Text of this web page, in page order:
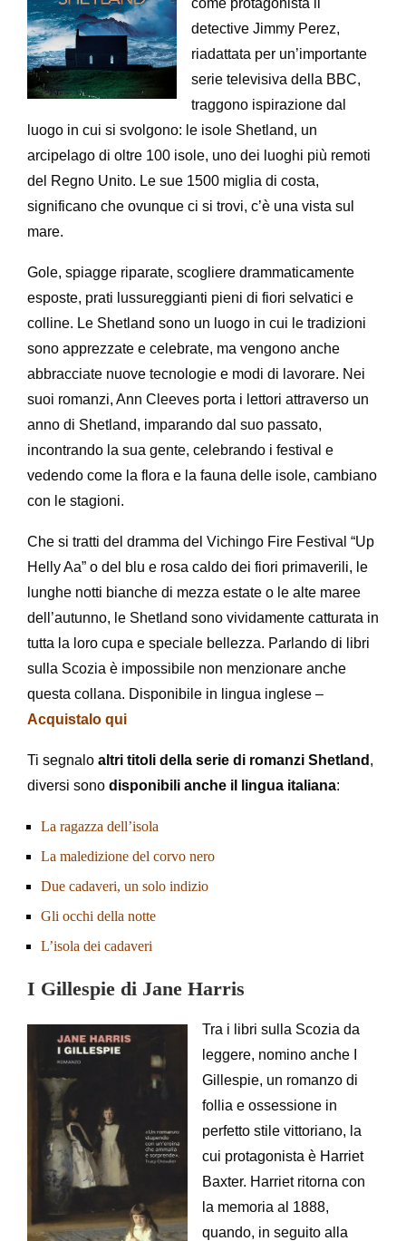
come protagonista il
detective Jimmy Perez,
riadattata per un’importante
serie televisiva della BBC,
traggono ispirazione dal
luogo in cui si svolgono: le isole Shetland, un
arcipelago di oltre 100 isole, uno dei luoghi più remoti
del Regno Unito. Le sue 1500 miglia di costa,
significano che ovunque ci si trovi, c’è una vista sul
mare.
Gole, spiagge riparate, scogliere drammaticamente
esposte, prati lussureggianti pieni di fiori selvatici e
colline. Le Shetland sono un luogo in cui le tradizioni
sono apprezzate e celebrate, ma vengono anche
abbracciate nuove tecnologie e modi di lavorare. Nei
suoi romanzi, Ann Cleeves porta i lettori attraverso un
anno di Shetland, imparando dal suo passato,
incontrando la sua gente, celebrando i festival e
vedendo come la flora e la fauna delle isole, cambiano
con le stagioni.
Che si tratti del dramma del Vichingo Fire Festival “Up
Helly Aa” o del blu e rosa caldo dei fiori primaverili, le
lunghe notti bianche di mezza estate o le alte maree
dell’autunno, le Shetland sono vividamente catturata in
tutta la loro cupa e speciale bellezza. Parlando di libri
sulla Scozia è impossibile non menzionare anche
questa collana. Disponibile in lingua inglese –
Acquistalo qui
Ti segnalo altri titoli della serie di romanzi Shetland ,
diversi sono disponibili anche il lingua italiana:
La ragazza dell’isola
La maledizione del corvo nero
Due cadaveri, un solo indizio
Gli occhi della notte
L’isola dei cadaveri
I Gillespie di Jane Harris
Tra i libri sulla Scozia da
leggere, nomino anche I
Gillespie, un romanzo di
follia e ossessione in
perfetto stile vittoriano, la
cui protagonista è Harriet
Baxter. Harriet ritorna con
la memoria al 1888,
quando, in seguito alla